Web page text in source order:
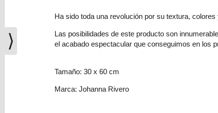
Sociales
Instagram
Facebook
Ha sido toda una revolución por su textura,
Las posibilidades de este producto son
el acabado espectacular que conseguimos en los
Tamaño: 30 x 60 cm
Marca: Johanna Rivero
⟩